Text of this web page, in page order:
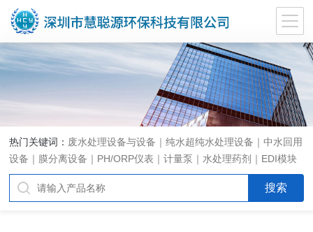
热门关键词： 废水处理设备与设备｜纯水超纯水处理设备｜中水回用
设备｜膜分离设备｜PH/ORP仪表｜计量泵｜水处理药剂｜EDI模块
代理｜EDI模块维修